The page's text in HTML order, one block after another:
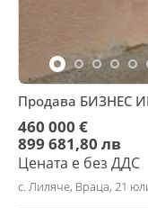
Продава БИЗНЕС
460 000 €
899 681,80 лв
Цената е без ДДС
с. Лиляче, Враца, 21